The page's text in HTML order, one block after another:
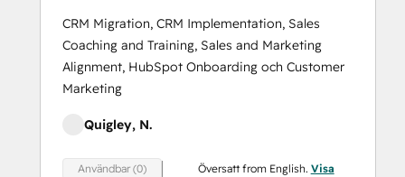
CRM Migration, CRM Implementation, Sales
Coaching and Training, Sales and Marketing
Alignment, HubSpot Onboarding och Customer
Marketing
Quigley, N.
Användbar (0) Översatt from English. Visa